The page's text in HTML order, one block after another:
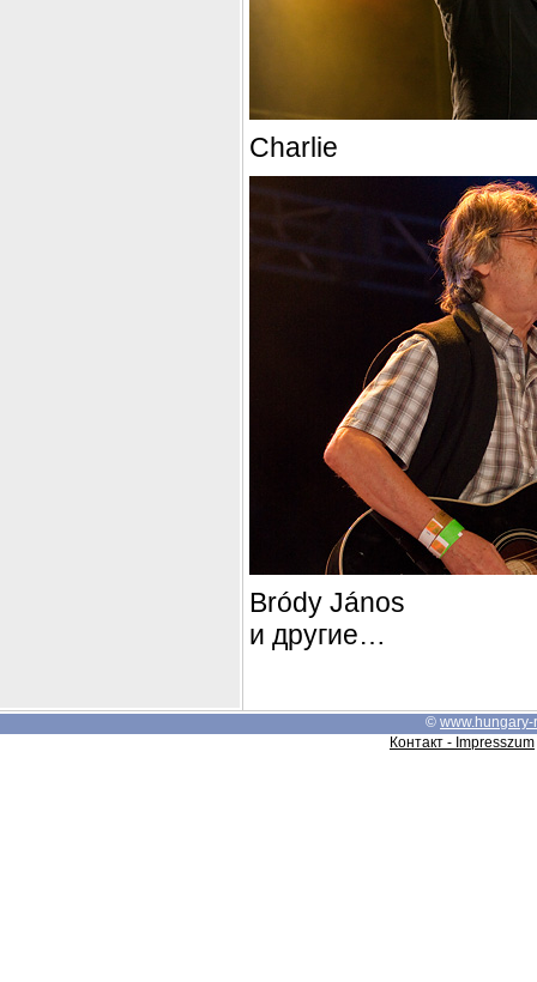
Charlie
Bródy János
и другие…
© www.hungary-
Контакт - Impresszum